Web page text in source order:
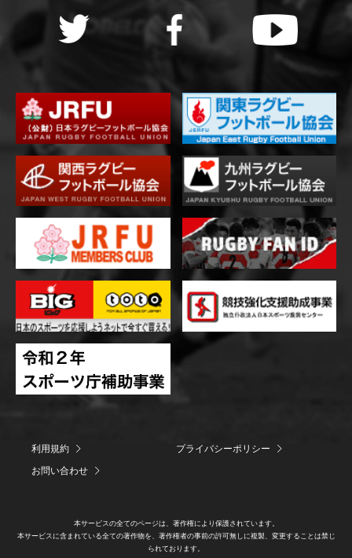
利用規約
プライバシーポリシー
お問い合わせ
本サービスの全てのページは、著作権により保護されています。
本サービスに含まれている全ての著作物を、著作権者の事前の許可無しに複製、変更することは禁じ
られております。